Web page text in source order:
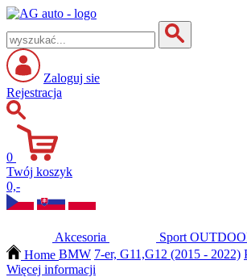
Zaloguj sie
Rejestracja
0
Twój koszyk
0,-
Akcesoria Sport
Home BMW 7-er, G11,G12 (2015 - 2022)
Więcej informacji